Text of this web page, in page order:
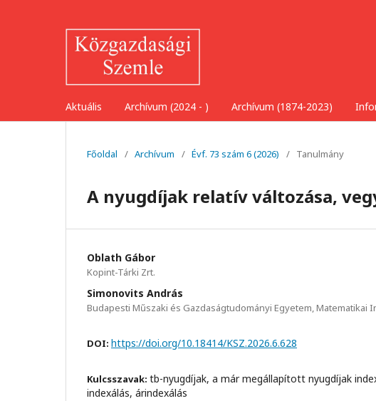
Aktuális Archívum (2024 - ) Archívum (1874-2023)
Főoldal / Archívum / Évf. 73 szám 6 (2026) / Tanulmány
A nyugdíjak relatív változása,
Oblath Gábor
Kopint-Tárki Zrt.
Simonovits András
Budapesti Műszaki és Gazdaságtudományi Egyetem, Matematikai
DOI: https://doi.org/10.18414/KSZ.2026.6.628
Kulcsszavak: tb-nyugdíjak, a már megállapított nyugdíjak
indexálás, árindexálás